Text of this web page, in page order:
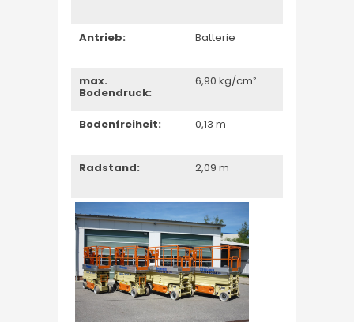
Antrieb: Batterie
max.
Bodendruck:
6,90 kg/cm²
Bodenfreiheit: 0,13 m
Radstand: 2,09 m